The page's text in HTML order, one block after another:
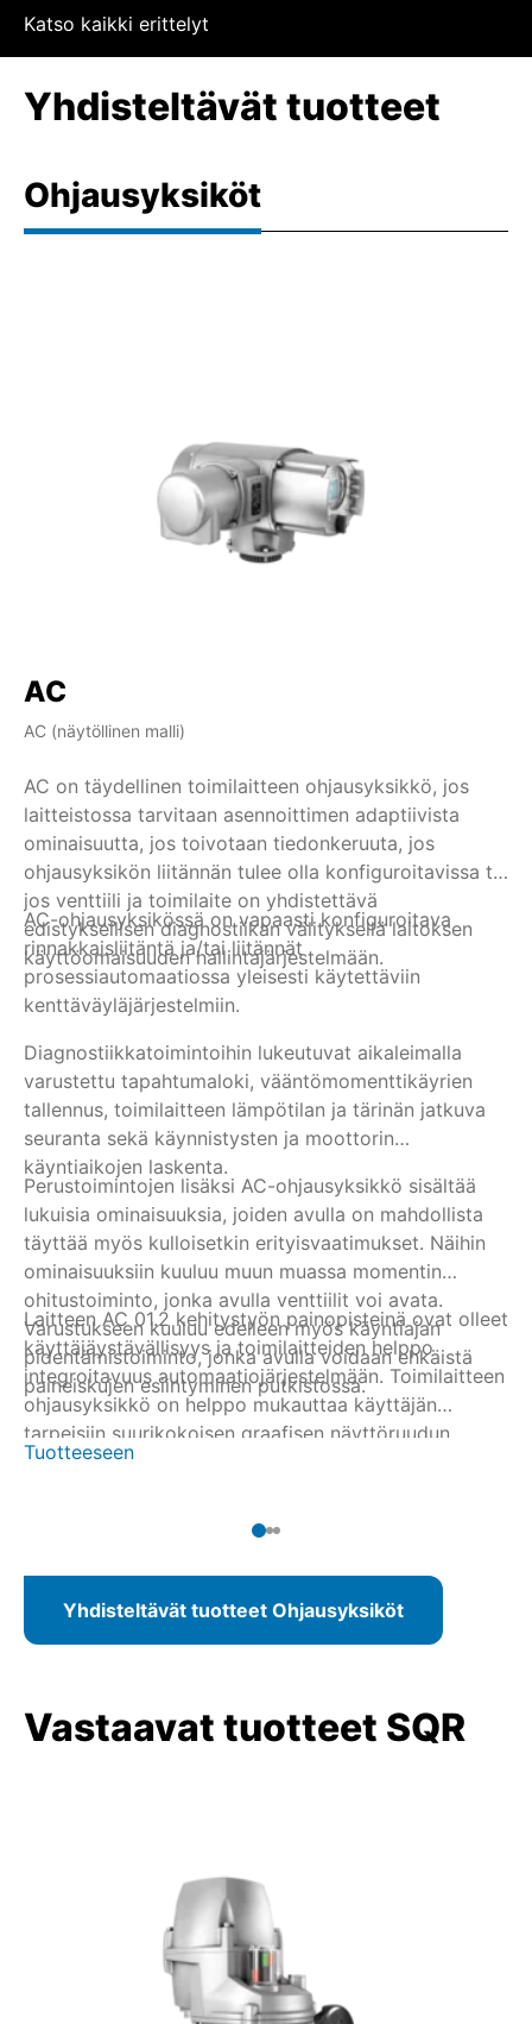
Katso kaikki erittelyt
Yhdisteltävät tuotteet
Ohjausyksiköt
AC
AC (näytöllinen malli)
AC on täydellinen toimilaitteen ohjausyksikkö, jos
laitteistossa tarvitaan asennoittimen adaptiivista
ominaisuutta, jos toivotaan tiedonkeruuta, jos
ohjausyksikön liitännän tulee olla konfiguroitavissa tai
jos venttiili ja toimilaite on yhdistettävä
edistyksellisen diagnostiikan välityksellä laitoksen
käyttöomaisuuden hallintajärjestelmään.
AC-ohjausyksikössä on vapaasti konfiguroitava
rinnakkaisliitäntä ja/tai liitännät
prosessiautomaatiossa yleisesti käytettäviin
kenttäväyläjärjestelmiin.
Diagnostiikkatoimintoihin lukeutuvat aikaleimalla
varustettu tapahtumaloki, vääntömomenttikäyrien
tallennus, toimilaitteen lämpötilan ja tärinän jatkuva
seuranta sekä käynnistysten ja moottorin
käyntiaikojen laskenta.
Perustoimintojen lisäksi AC-ohjausyksikkö sisältää
lukuisia ominaisuuksia, joiden avulla on mahdollista
täyttää myös kulloisetkin erityisvaatimukset. Näihin
ominaisuuksiin kuuluu muun muassa momentin
ohitustoiminto, jonka avulla venttiilit voi avata.
Varustukseen kuuluu edelleen myös käyntiajan
pidentämistoiminto, jonka avulla voidaan ehkäistä
paineiskujen esiintyminen putkistossa.
Laitteen AC 01.2 kehitystyön painopisteinä ovat olleet
käyttäjäystävällisyys ja toimilaitteiden helppo
integroitavuus automaatiojärjestelmään. Toimilaitteen
ohjausyksikkö on helppo mukauttaa käyttäjän
tarpeisiin suurikokoisen graafisen näyttöruudun
valikoiden opastuksella. Vaihtoehtoisesti nämä
avulla langattoman Bluetooth-yhteyden välityksellä.
valvomosta.
Tuotteeseen
Yhdisteltävät tuotteet Ohjausyksiköt
Vastaavat tuotteet SQR